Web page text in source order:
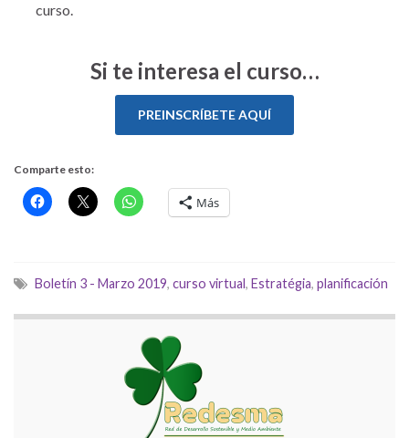
curso.
Si te interesa el curso…
PREINSCRÍBETE AQUÍ
Comparte esto:
Más
Boletín 3 - Marzo 2019, curso virtual, Estratégia, planificación